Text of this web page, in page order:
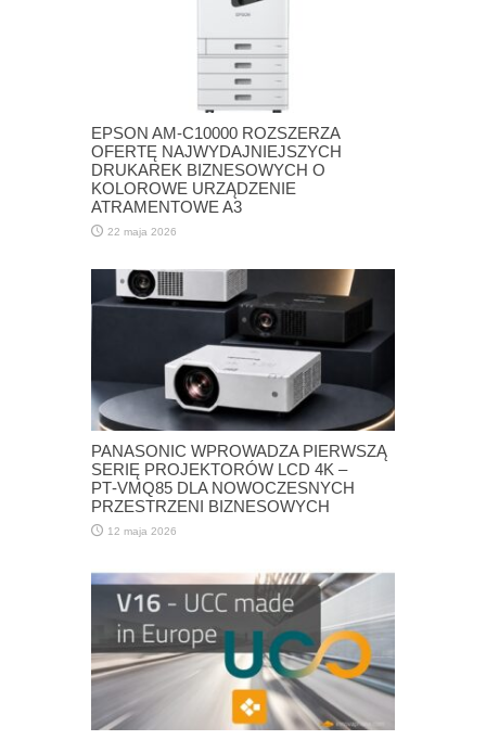
EPSON AM-C10000 ROZSZERZA
OFERTĘ NAJWYDAJNIEJSZYCH
DRUKAREK BIZNESOWYCH O
KOLOROWE URZĄDZENIE
ATRAMENTOWE A3
22 maja 2026
PANASONIC WPROWADZA PIERWSZĄ
SERIĘ PROJEKTORÓW LCD 4K –
PT‑VMQ85 DLA NOWOCZESNYCH
PRZESTRZENI BIZNESOWYCH
12 maja 2026